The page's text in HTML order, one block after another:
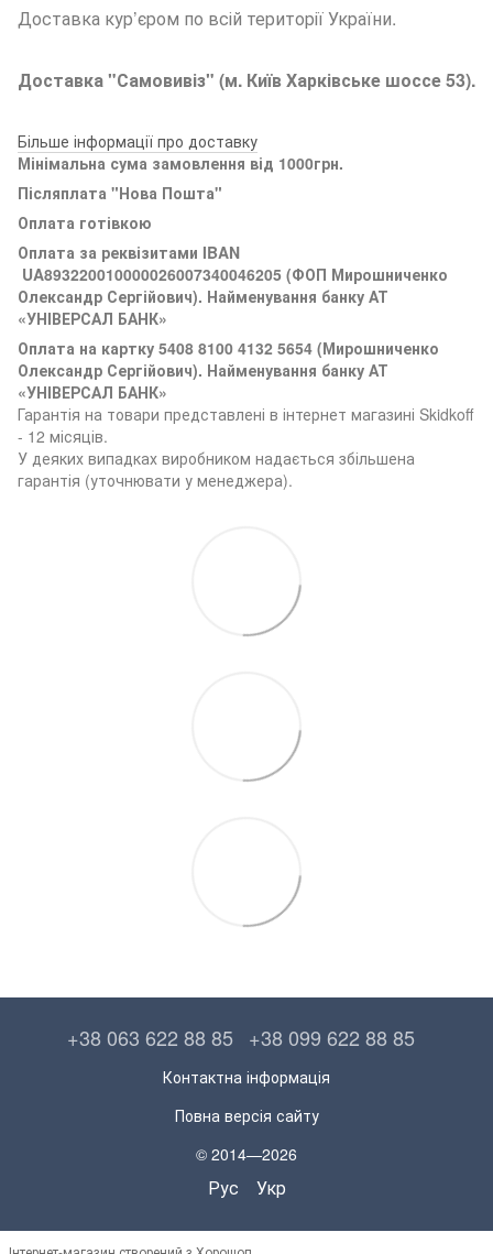
Доставка кур’єром по всій території України.
Доставка "Самовивіз" (м. Київ Харківське шоссе 53).
Більше інформації про доставку
Мінімальна сума замовлення від 1000грн.
Післяплата "Нова Пошта"
Оплата готівкою
Оплата за реквізитами IBAN
UA893220010000026007340046205 (ФОП Мирошниченко
Олександр Сергійович). Найменування банку АТ
«УНІВЕРСАЛ БАНК»
Оплата на картку 5408 8100 4132 5654 (Мирошниченко
Олександр Сергійович). Найменування банку АТ
«УНІВЕРСАЛ БАНК»
Гарантія на товари представлені в інтернет магазині Skidkoff
- 12 місяців.
У деяких випадках виробником надається збільшена
гарантія (уточнювати у менеджера).
+38 063 622 88 85 +38 099 622 88 85
Контактна інформація
Повна версія сайту
© 2014—2026
Рус Укр